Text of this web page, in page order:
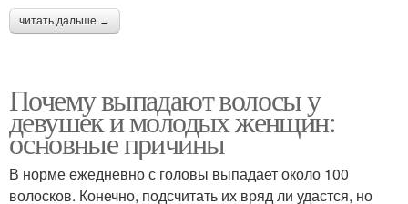
читать дальше →
Почему выпадают волосы у
девушек и молодых женщин:
основные причины
В норме ежедневно с головы выпадает около 100
волосков. Конечно, подсчитать их вряд ли удастся, но